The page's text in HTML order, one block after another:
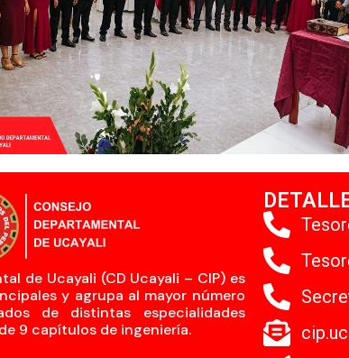
de Ucayali (CD Ucayali – CIP) es
y agrupa al mayor número
de distintas especialidades
9 capítulos de ingeniería.